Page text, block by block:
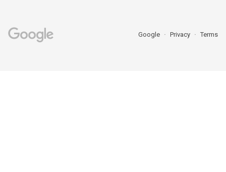
Google Privacy Terms